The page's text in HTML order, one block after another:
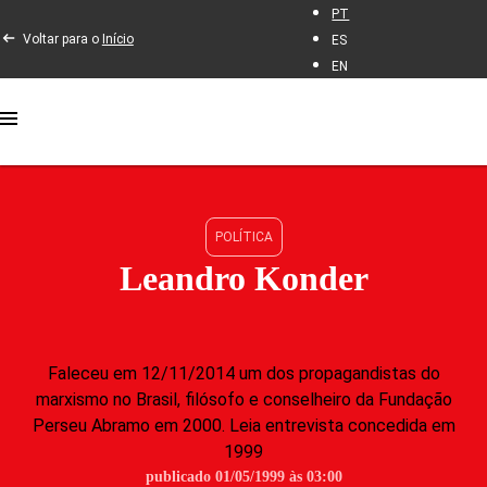
Voltar para o Início
PT
ES
EN
POLÍTICA
Leandro Konder
Faleceu em 12/11/2014 um dos propagandistas do
marxismo no Brasil, filósofo e conselheiro da Fundação
Perseu Abramo em 2000. Leia entrevista concedida em
1999
publicado 01/05/1999 às 03:00